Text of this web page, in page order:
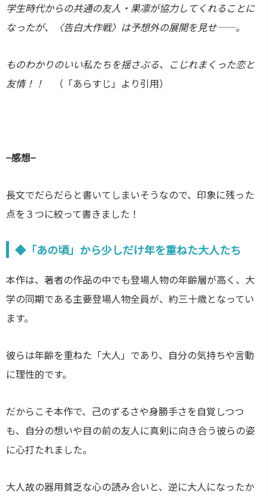
学生時代からの共通の友人・果凛が協力してくれることに
なったが、〈告白大作戦〉は予想外の展開を見せ――。
ものわかりのいい私たちを揺さぶる、こじれまくった恋と
友情！！
（「あらすじ」より引用）
−感想−
長文でだらだらと書いてしまいそうなので、印象に残った
点を３つに絞って書きました！
◆「あの頃」から少しだけ年を重ねた大人たち
本作は、著者の作品の中でも登場人物の年齢層が高く、大
学の同期である主要登場人物全員が、約三十歳となってい
ます。
彼らは年齢を重ねた「大人」であり、自分の気持ちや言動
に理性的です。
だからこそ本作で、己のずるさや身勝手さを自覚しつつ
も、自分の想いや目の前の友人に真剣に向き合う彼らの姿
に心打たれました。
大人故の器用貧乏な心の読み合いと、逆に大人になったか